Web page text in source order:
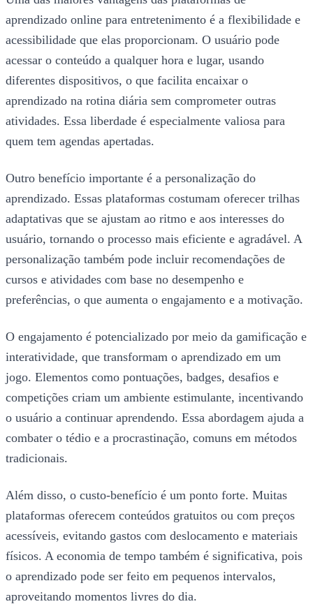
aprendizado online para entretenimento é a flexibilidade e
acessibilidade que elas proporcionam. O usuário pode
acessar o conteúdo a qualquer hora e lugar, usando
diferentes dispositivos, o que facilita encaixar o
aprendizado na rotina diária sem comprometer outras
atividades. Essa liberdade é especialmente valiosa para
quem tem agendas apertadas.
Outro benefício importante é a personalização do
aprendizado. Essas plataformas costumam oferecer trilhas
adaptativas que se ajustam ao ritmo e aos interesses do
usuário, tornando o processo mais eficiente e agradável. A
personalização também pode incluir recomendações de
cursos e atividades com base no desempenho e
preferências, o que aumenta o engajamento e a motivação.
O engajamento é potencializado por meio da gamificação e
interatividade, que transformam o aprendizado em um
jogo. Elementos como pontuações, badges, desafios e
competições criam um ambiente estimulante, incentivando
o usuário a continuar aprendendo. Essa abordagem ajuda a
combater o tédio e a procrastinação, comuns em métodos
tradicionais.
Além disso, o custo-benefício é um ponto forte. Muitas
plataformas oferecem conteúdos gratuitos ou com preços
acessíveis, evitando gastos com deslocamento e materiais
físicos. A economia de tempo também é significativa, pois
o aprendizado pode ser feito em pequenos intervalos,
aproveitando momentos livres do dia.